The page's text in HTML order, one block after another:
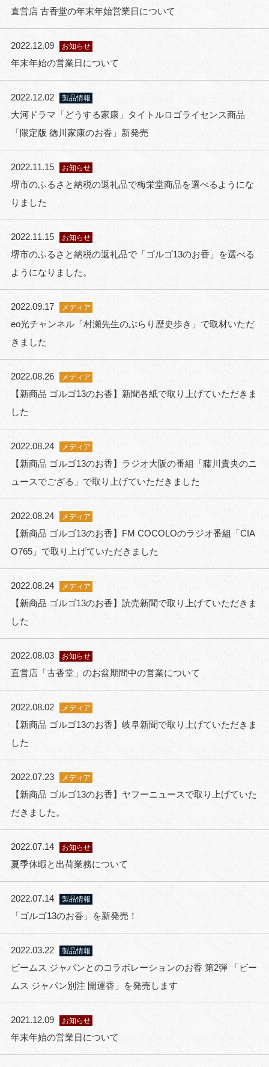
直営店 古香堂の年末年始営業日について
2022.12.09 お知らせ
年末年始の営業日について
2022.12.02 製品情報
大河ドラマ「どうする家康」タイトルロゴライセンス商品
「限定版 徳川家康のお香」新発売
2022.11.15 お知らせ
堺市のふるさと納税の返礼品で梅栄堂商品を選べるようにな
りました
2022.11.15 お知らせ
堺市のふるさと納税の返礼品で「ゴルゴ13のお香」を選べる
ようになりました。
2022.09.17 メディア
eo光チャンネル「村瀬先生のぶらり歴史歩き」で取材いただ
きました
2022.08.26 メディア
【新商品 ゴルゴ13のお香】新聞各紙で取り上げていただきま
した
2022.08.24 メディア
【新商品 ゴルゴ13のお香】ラジオ大阪の番組「藤川貴央のニ
ュースでござる」で取り上げていただきました
2022.08.24 メディア
【新商品 ゴルゴ13のお香】FM COCOLOのラジオ番組「CIA
O765」で取り上げていただきました
2022.08.24 メディア
【新商品 ゴルゴ13のお香】読売新聞で取り上げていただきま
した
2022.08.03 お知らせ
直営店「古香堂」のお盆期間中の営業について
2022.08.02 メディア
【新商品 ゴルゴ13のお香】岐阜新聞で取り上げていただきま
した
2022.07.23 メディア
【新商品 ゴルゴ13のお香】ヤフーニュースで取り上げていた
だきました。
2022.07.14 お知らせ
夏季休暇と出荷業務について
2022.07.14 製品情報
「ゴルゴ13のお香」を新発売！
2022.03.22 製品情報
ビームス ジャパンとのコラボレーションのお香 第2弾 「ビー
ムス ジャパン別注 開運香」を発売します
2021.12.09 お知らせ
年末年始の営業日について